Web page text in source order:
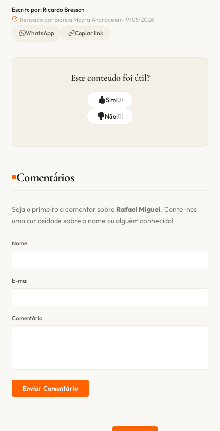
Escrito por: Ricardo Bressan
Revisado por Bianca Mayra Andrade em 19/05/2026
WhatsApp
Copiar link
Este conteúdo foi útil?
Sim(0)
Não(0)
Comentários
Seja o primeiro a comentar sobre Rafael Miguel. Conte-nos
uma curiosidade sobre o nome ou alguém conhecido!
Nome
E-mail
Comentário
Enviar Comentário